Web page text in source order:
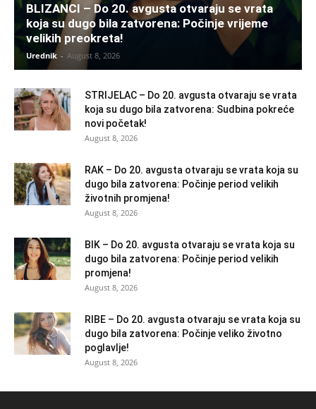
BLIZANCI – Do 20. avgusta otvaraju se vrata
koja su dugo bila zatvorena: Počinje vrijeme
velikih preokreta!
Urednik - August 8, 2026
STRIJELAC – Do 20. avgusta otvaraju se vrata
koja su dugo bila zatvorena: Sudbina pokreće
novi početak!
August 8, 2026
RAK – Do 20. avgusta otvaraju se vrata koja su
dugo bila zatvorena: Počinje period velikih
životnih promjena!
August 8, 2026
BIK – Do 20. avgusta otvaraju se vrata koja su
dugo bila zatvorena: Počinje period velikih
promjena!
August 8, 2026
RIBE – Do 20. avgusta otvaraju se vrata koja su
dugo bila zatvorena: Počinje veliko životno
poglavlje!
August 8, 2026